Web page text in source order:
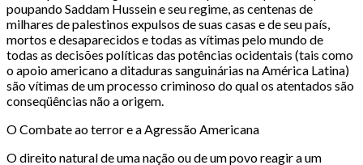
poupando Saddam Hussein e seu regime, as centenas de
milhares de palestinos expulsos de suas casas e de seu país,
mortos e desaparecidos e todas as vítimas pelo mundo de
todas as decisões políticas das potências ocidentais (tais como
o apoio americano a ditaduras sanguinárias na América Latina)
são vítimas de um processo criminoso do qual os atentados são
conseqüências não a origem.
O Combate ao terror e a Agressão Americana
O direito natural de uma nação ou de um povo reagir a um